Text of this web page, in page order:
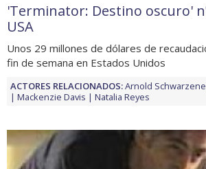
'Terminator: Destino oscuro'
USA
Unos 29 millones de dólares de
fin de semana en Estados Unidos
ACTORES RELACIONADOS:Arnold
Mackenzie Davis
Natalia Reyes